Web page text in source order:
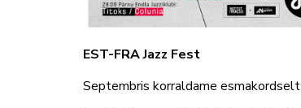
EST-FRA Jazz Fest
Septembris korraldame esmakordselt